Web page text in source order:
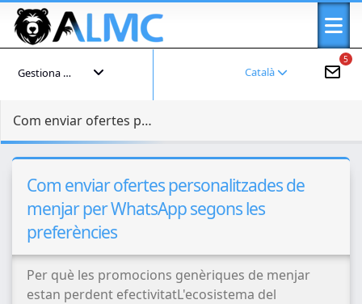
5
Català
Gestiona el teu compte
Com enviar ofertes personalitzades de menjar per WhatsApp segons les preferències
Com enviar ofertes personalitzades de
menjar per WhatsApp segons les
preferències
Per què les promocions genèriques de menjar
estan perdent efectivitatL'ecosistema del